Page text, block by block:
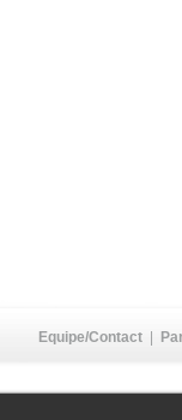
Equipe/Contact